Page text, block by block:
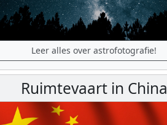
Leer alles over astrofotografie!
Ruimtevaart in China